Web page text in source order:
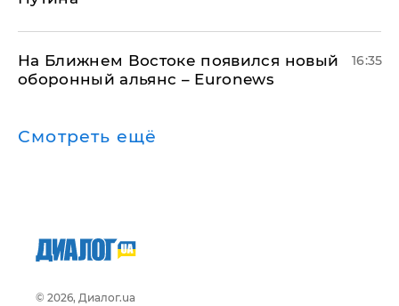
На Ближнем Востоке появился новый
оборонный альянс – Euronews
16:35
Смотреть ещё
© 2026, Диалог.ua